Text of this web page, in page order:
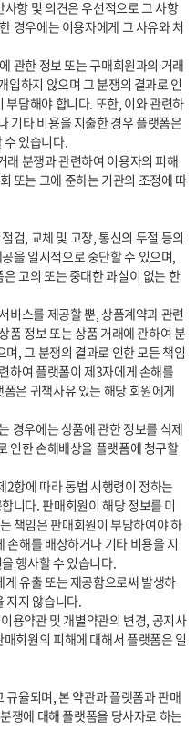
경우에는 이용자에게 그 사유와 처
입하지 않으며 그 분쟁의 결과로 인
부담해야 합니다. 또한, 이와 관련하
기타 비용을 지출한 경우 플랫폼은
수 있습니다.
또는 그에 준하는 기관의 조정에 따
을 일시적으로 중단할 수 있으며,
고의 또는 중대한 과실이 없는 한
품 정보 또는 상품 거래에 관하여 분
, 그 분쟁의 결과로 인한 모든 책임
하여 플랫폼이 제3자에게 손해를
은 귀책사유 있는 해당 회원에게
인한 손해배상을 플랫폼에 청구할
니다. 판매회원이 해당 정보를 미
책임은 판매회원이 부담하여야 하
손해를 배상하거나 기타 비용을 지
행사할 수 있습니다.
지지 않습니다.
회원의 피해에 대해서 플랫폼은 일
규율되며, 본 약관과 플랫폼과 판매
쟁에 대해 플랫폼을 당사자로 하는